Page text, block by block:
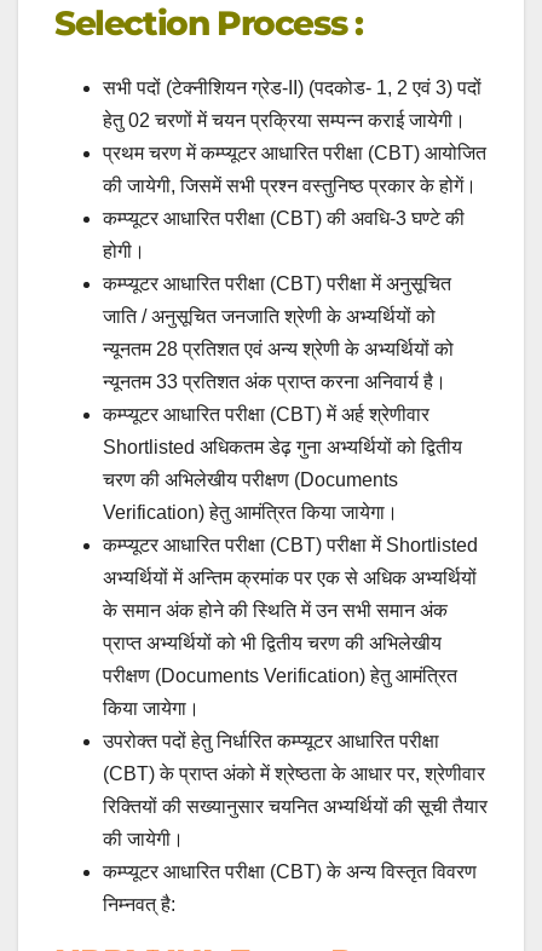
Selection Process :
सभी पदों (टेक्नीशियन ग्रेड-II) (पदकोड- 1, 2 एवं 3) पदों
हेतु 02 चरणों में चयन प्रक्रिया सम्पन्न कराई जायेगी।
प्रथम चरण में कम्प्यूटर आधारित परीक्षा (CBT) आयोजित
की जायेगी, जिसमें सभी प्रश्न वस्तुनिष्ठ प्रकार के होगें।
कम्प्यूटर आधारित परीक्षा (CBT) की अवधि-3 घण्टे की
होगी।
कम्प्यूटर आधारित परीक्षा (CBT) परीक्षा में अनुसूचित
जाति / अनुसूचित जनजाति श्रेणी के अभ्यर्थियों को
न्यूनतम 28 प्रतिशत एवं अन्य श्रेणी के अभ्यर्थियों को
न्यूनतम 33 प्रतिशत अंक प्राप्त करना अनिवार्य है।
कम्प्यूटर आधारित परीक्षा (CBT) में अर्ह श्रेणीवार
Shortlisted अधिकतम डेढ़ गुना अभ्यर्थियों को द्वितीय
चरण की अभिलेखीय परीक्षण (Documents
Verification) हेतु आमंत्रित किया जायेगा।
कम्प्यूटर आधारित परीक्षा (CBT) परीक्षा में Shortlisted
अभ्यर्थियों में अन्तिम क्रमांक पर एक से अधिक अभ्यर्थियों
के समान अंक होने की स्थिति में उन सभी समान अंक
प्राप्त अभ्यर्थियों को भी द्वितीय चरण की अभिलेखीय
परीक्षण (Documents Verification) हेतु आमंत्रित
किया जायेगा।
उपरोक्त पदों हेतु निर्धारित कम्प्यूटर आधारित परीक्षा
(CBT) के प्राप्त अंको में श्रेष्ठता के आधार पर, श्रेणीवार
रिक्तियों की सख्यानुसार चयनित अभ्यर्थियों की सूची तैयार
की जायेगी।
कम्प्यूटर आधारित परीक्षा (CBT) के अन्य विस्तृत विवरण
निम्नवत् है: